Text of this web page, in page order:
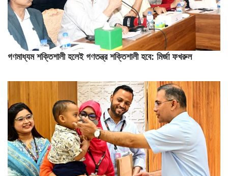
গণমাধ্যম শক্তিশালী হলেই গণতন্ত্র শক্তিশালী হবে: মির্জা ফখরুল